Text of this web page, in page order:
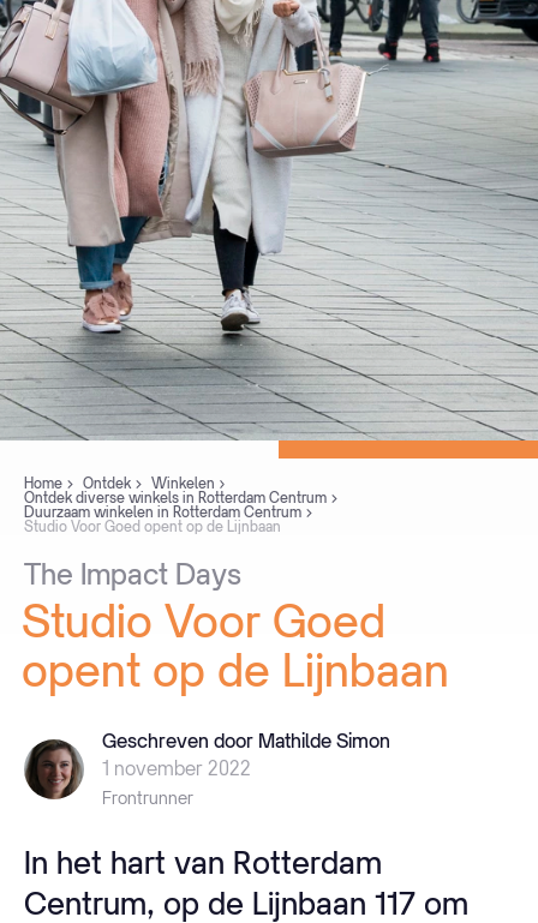
Home Ontdek
Winkelen
Ontdek diverse winkels in Rotterdam Centrum
Duurzaam winkelen in Rotterdam Centrum
Studio Voor Goed opent op de Lijnbaan
The Impact Days
Studio Voor Goed
opent op de Lijnbaan
Geschreven door Mathilde Simon
1 november 2022
Frontrunner
In het hart van Rotterdam
Centrum, op de Lijnbaan 117 om